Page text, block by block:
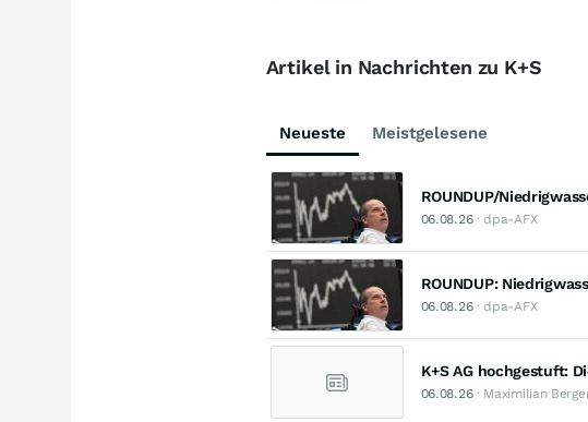
Artikel in Nachrichten zu K+S
Neueste Meistgelesene
ROUNDUP/
06.08.26· dpa-AFX
ROUNDUP:
06.08.26· dpa-AFX
K+S AG hochgestuft:
06.08.26· Maximilian